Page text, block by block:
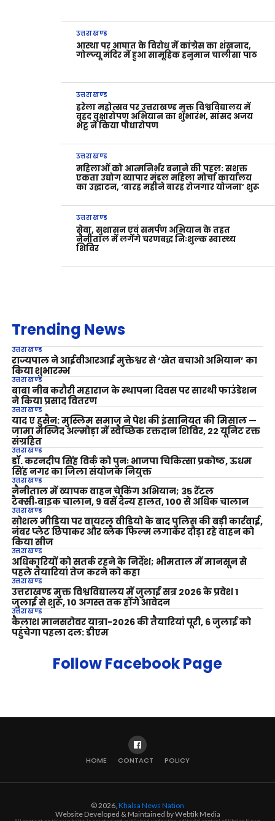
उत्तराखण्ड
आस्था पर आघात के विरोध में कांग्रेस का शंखनाद,
गोल्ज्यू मंदिर में हुआ सामूहिक हनुमान चालीसा पाठ
उत्तराखण्ड
हरेला महोत्सव पर उत्तराखण्ड मुक्त विश्वविद्यालय में
वृहद वृक्षारोपण अभियान का शुभारंभ, सांसद अजय
भट्ट ने किया पौधारोपण
उत्तराखण्ड
महिलाओं को आत्मनिर्भर बनाने की पहल: सशक्त
एकता उद्योग व्यापार मंडल महिला मोर्चा कार्यालय
का उद्घाटन, ‘बारह महीने बारह रोजगार योजना’ शुरू
उत्तराखण्ड
सेवा, सुशासन एवं समर्पण अभियान के तहत
नैनीताल में लगेंगे चरणबद्ध निःशुल्क स्वास्थ्य
शिविर
Trending News
उत्तराखण्ड
राज्यपाल ने आईवीआरआई मुक्तेश्वर से ‘खेत बचाओ अभियान’ का
किया शुभारम्भ
उत्तराखण्ड
बाबा नीब करौरी महाराज के स्थापना दिवस पर सारथी फाउंडेशन
ने किया प्रसाद वितरण
उत्तराखण्ड
याद ए हुसैन: मुस्लिम समाज ने पेश की इंसानियत की मिसाल —
जामा मस्जिद अल्मोड़ा में स्वैच्छिक रक्तदान शिविर, 22 यूनिट रक्त
संग्रहित
उत्तराखण्ड
डॉ. करनदीप सिंह विर्क को पुनः भाजपा चिकित्सा प्रकोष्ठ, ऊधम
सिंह नगर का जिला संयोजक नियुक्त
उत्तराखण्ड
नैनीताल में व्यापक वाहन चेकिंग अभियान; 35 रेंटल
टैक्सी‑बाइक चालान, 9 बसें दैन्य हालत, 100 से अधिक चालान
उत्तराखण्ड
सोशल मीडिया पर वायरल वीडियो के बाद पुलिस की बड़ी कार्रवाई,
नंबर प्लेट छिपाकर और ब्लैक फिल्म लगाकर दौड़ा रहे वाहन को
किया सीज
उत्तराखण्ड
अधिकारियों को सतर्क रहने के निर्देश; भीमताल में मानसून से
पहले तैयारियां तेज करने को कहा
उत्तराखण्ड
उत्तराखण्ड मुक्त विश्वविद्यालय में जुलाई सत्र 2026 के प्रवेश 1
जुलाई से शुरू, 10 अगस्त तक होंगे आवेदन
उत्तराखण्ड
कैलाश मानसरोवर यात्रा-2026 की तैयारियां पूरी, 6 जुलाई को
पहुंचेगा पहला दल: डीएम
Follow Facebook Page
HOME CONTACT POLICY
© 2026, Khalsa News Nation
Website Developed & Maintained by Webtik Media